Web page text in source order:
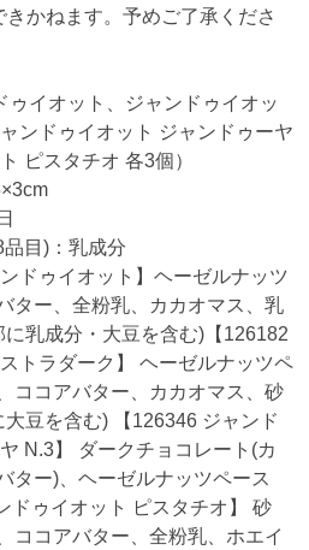
かねます。予めご了承くださ
イオット、ジャンドゥイオッ
ンドゥイオット ジャンドゥーヤ
ピスタチオ 各3個）
目)：乳成分
ドゥイオット】ヘーゼルナッツ
ター、全粉乳、カカオマス、乳
乳成分・大豆を含む)【126182
トラダーク】 ヘーゼルナッツペ
ココアバター、カカオマス、砂
豆を含む) 【126346 ジャンド
N.3】 ダークチョコレート(カ
ター)、ヘーゼルナッツペース
ドゥイオット ピスタチオ】 砂
ココアバター、全粉乳、ホエイ